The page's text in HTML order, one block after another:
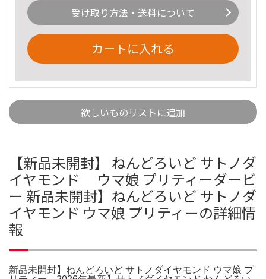
受け取り方法・送料について
カートに入れる
欲しいものリストに追加
【新品未開封】 ねんどろいど サトノダ
イヤモンド ウマ娘 プリティーダービ
ー 新品未開封】ねんどろいど サトノダ
イヤモンド ウマ娘 プリティーの詳細情
報
新品未開封】ねんどろいど サトノダイヤモンド ウマ娘 プ